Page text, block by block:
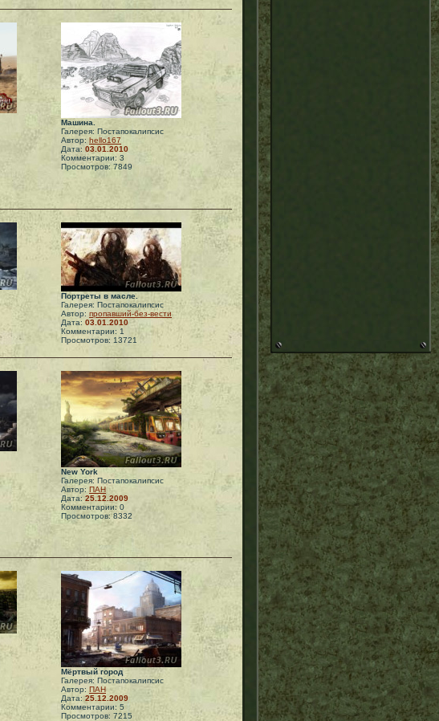
Машина.
Галерея: Постапокалипсис
Автор: hello167
Дата: 03.01.2010
Комментарии: 3
Просмотров: 7849
Портреты в масле.
Галерея: Постапокалипсис
Автор: пропавший-без-вести
Дата: 03.01.2010
Комментарии: 1
Просмотров: 13721
New York
Галерея: Постапокалипсис
Автор: ПАН
Дата: 25.12.2009
Комментарии: 0
Просмотров: 8332
Мёртвый город
Галерея: Постапокалипсис
Автор: ПАН
Дата: 25.12.2009
Комментарии: 5
Просмотров: 7215